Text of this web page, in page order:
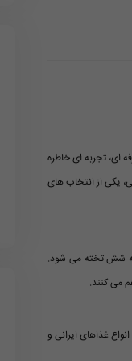
ای، تجربه ای خاطره
خیابان طبرسی، یکی از انتخاب های
خوابه شش تخته می شود.
می کنند.
غذاهای ایرانی و